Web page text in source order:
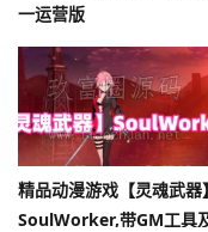
一运营版
精品动漫游戏【灵魂武器】
SoulWorker,带GM工具